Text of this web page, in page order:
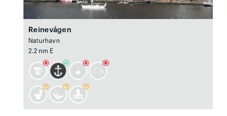
Reinevågen
Naturhavn
2.2 nm E